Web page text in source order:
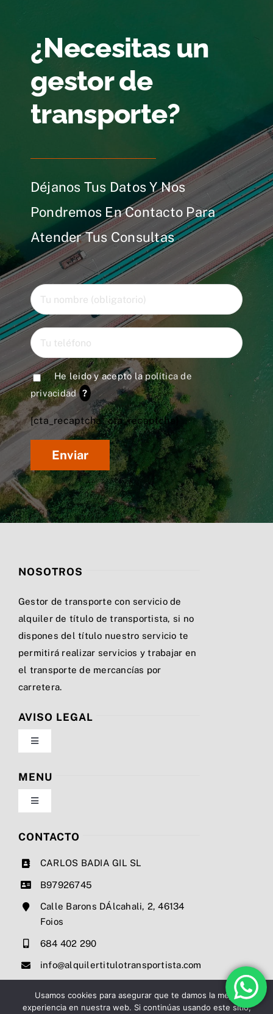
¿Necesitas un
gestor de
transporte?
Déjanos Tus Datos Y Nos
Pondremos En Contacto Para
Atender Tus Consultas
He leido y acepto lapolítica de
privacidad ?
[cta_recaptcha* cta_recaptcha]
NOSOTROS
Gestor de transporte con servicio de
alquiler de título de transportista, si no
dispones del título nuestro servicio te
permitirá realizar servicios y trabajar en
el transporte de mercancías por
carretera.
AVISO LEGAL
Toggle
Navigation
Política de privacidad
Condiciones de uso
MENU
Toggle
Navigation
Nosotros
Precios
Contacto
CONTACTO
CARLOS BADIA GIL SL
B97926745
Calle Barons DÁlcahali, 2, 46134
Foios
684 402 290
info@alquilertitulotransportista.com
Usamos cookies para asegurar que te damos la mejor
experiencia en nuestra web. Si continúas usando este sitio,